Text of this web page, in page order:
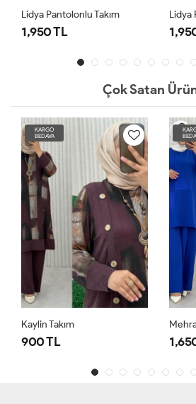
Lidya Pantolonlu Takım
1,950 TL
Lidya
Çok Satan
KARGO
BEDAVA
Kaylin Takım
900 TL